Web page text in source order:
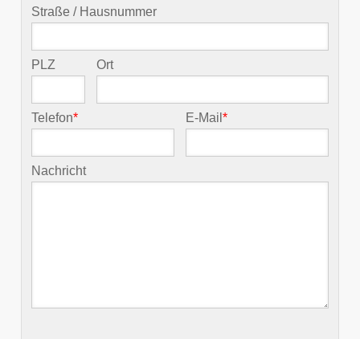
Straße / Hausnummer
PLZ Ort
Telefon* E-Mail*
Nachricht